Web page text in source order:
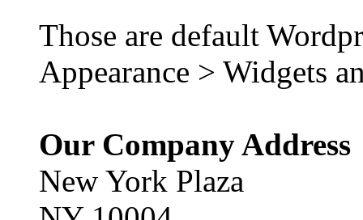
Those are default
Appearance > Widgets
Our Company Address
New York Plaza